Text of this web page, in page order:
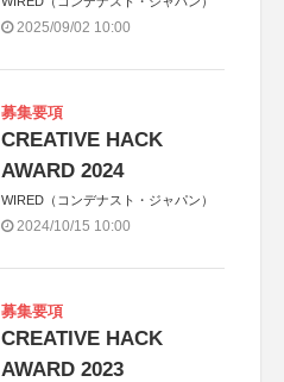
2025/09/02 10:00
募集要項
CREATIVE HACK
AWARD 2024
WIRED（コンデナスト・ジャパン）
2024/10/15 10:00
募集要項
CREATIVE HACK
AWARD 2023